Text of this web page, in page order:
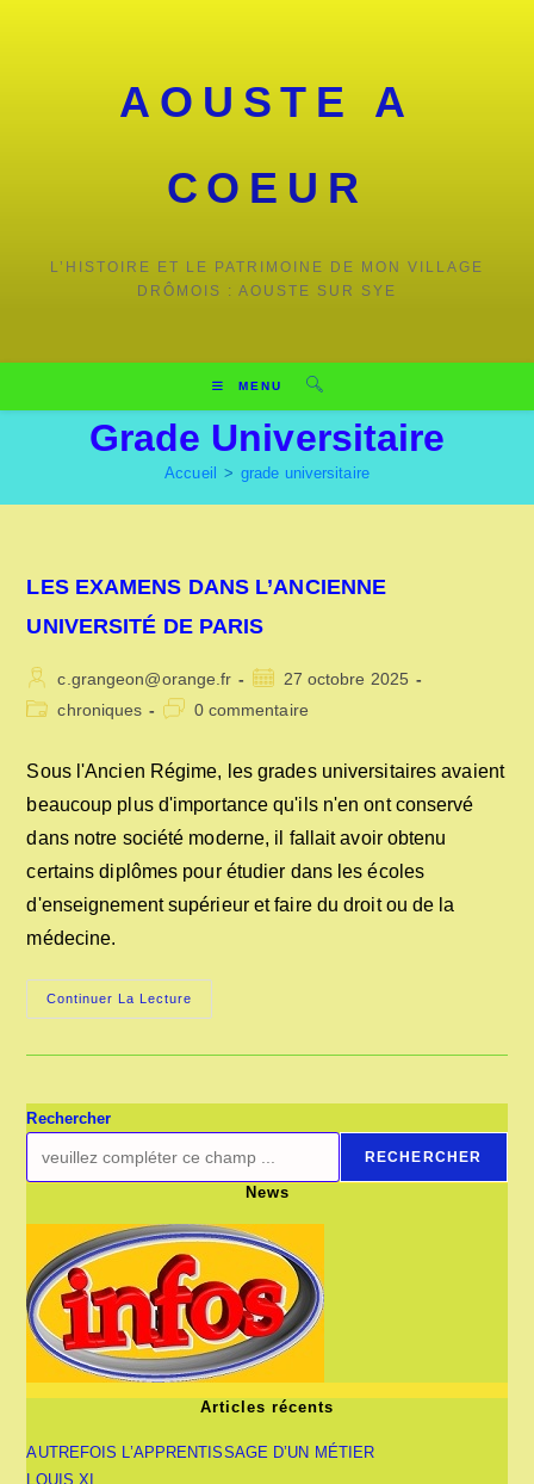
AOUSTE A
COEUR
L’HISTOIRE ET LE PATRIMOINE DE MON VILLAGE
DRÔMOIS : AOUSTE SUR SYE
MENU
Grade Universitaire
Accueil > grade universitaire
LES EXAMENS DANS L’ANCIENNE
UNIVERSITÉ DE PARIS
Auteur/autrice
de
c.grangeon@orange.fr
Publication
publiée :
27 octobre 2025
Postchroniques
Commentaires
la
publication :
0 commentaire
Sous l'Ancien Régime, les grades universitaires avaient
beaucoup plus d'importance qu'ils n'en ont conservé
dans notre société moderne, il fallait avoir obtenu
certains diplômes pour étudier dans les écoles
d'enseignement supérieur et faire du droit ou de la
médecine.
Continuer La Lecture
EXAMENS
PARIS
Rechercher
RECHERCHER
News
Articles récents
AUTREFOIS L’APPRENTISSAGE D’UN MÉTIER
LOUIS XI